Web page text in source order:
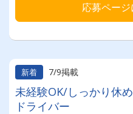
応募ペー
新着 7/9掲載
未経験OK/しっかり休
ドライバー